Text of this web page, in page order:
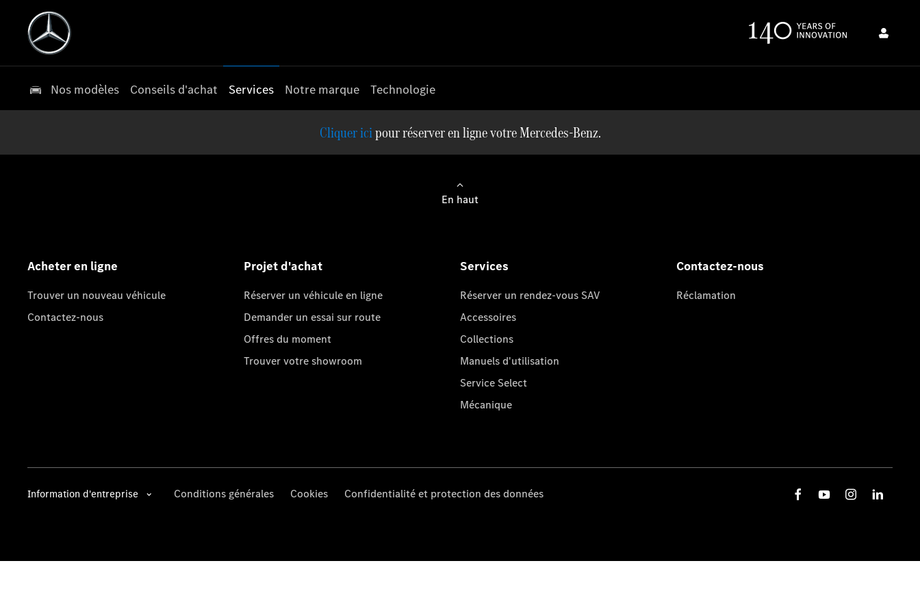
Nos modèles Conseils d'achat Services Notre marque Technologie
pour réserver en ligne votre Mercedes-Benz.
En haut
Acheter en ligne
Trouver un nouveau véhicule
Contactez-nous
Projet d'achat
Réserver un véhicule en ligne
Demander un essai sur route
Offres du moment
Trouver votre showroom
Services
Réserver un rendez-vous SAV
Accessoires
Collections
Manuels d'utilisation
Service Select
Mécanique
Contactez-nous
Réclamation
Information d'entreprise Conditions générales Cookies Confidentialité et protection des données